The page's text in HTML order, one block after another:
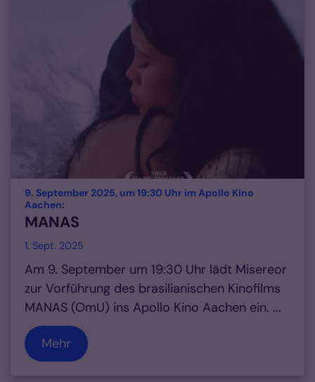
9. September 2025, um 19:30 Uhr im Apollo Kino
Aachen:
MANAS
1. Sept. 2025
Am 9. September um 19:30 Uhr lädt Misereor
zur Vorführung des brasilianischen Kinofilms
MANAS (OmU) ins Apollo Kino Aachen ein. ...
Mehr